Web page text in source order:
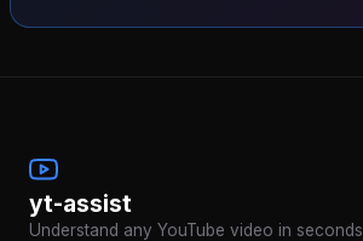
yt-assist
Understand any YouTube video in seconds